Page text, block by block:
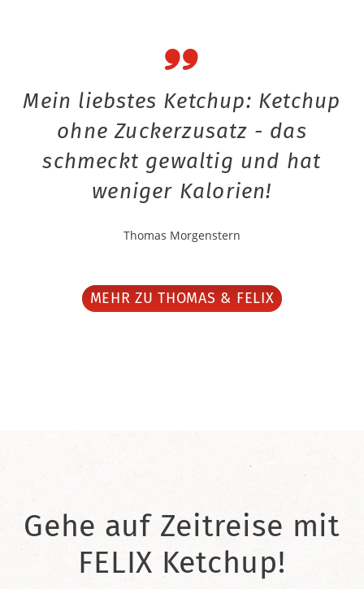
Mein liebstes Ketchup: Ketchup
ohne Zuckerzusatz - das
schmeckt gewaltig und hat
weniger Kalorien!
Thomas Morgenstern
MEHR ZU THOMAS & FELIX
Gehe auf Zeitreise mit
FELIX Ketchup!